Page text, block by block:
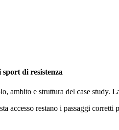
di resistenza
ambito e struttura del case
accesso restano i passaggi corretti